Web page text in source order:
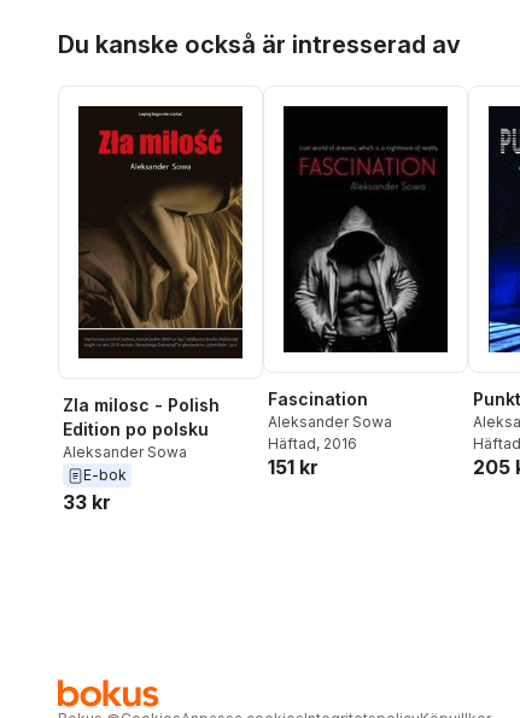
Du kanske också är intresserad av
Zla milosc - Polish
Edition po polsku
Aleksander Sowa
E-bok
33 kr
Fascination
Aleksander Sowa
Häftad, 2016
151 kr
Häftad
205